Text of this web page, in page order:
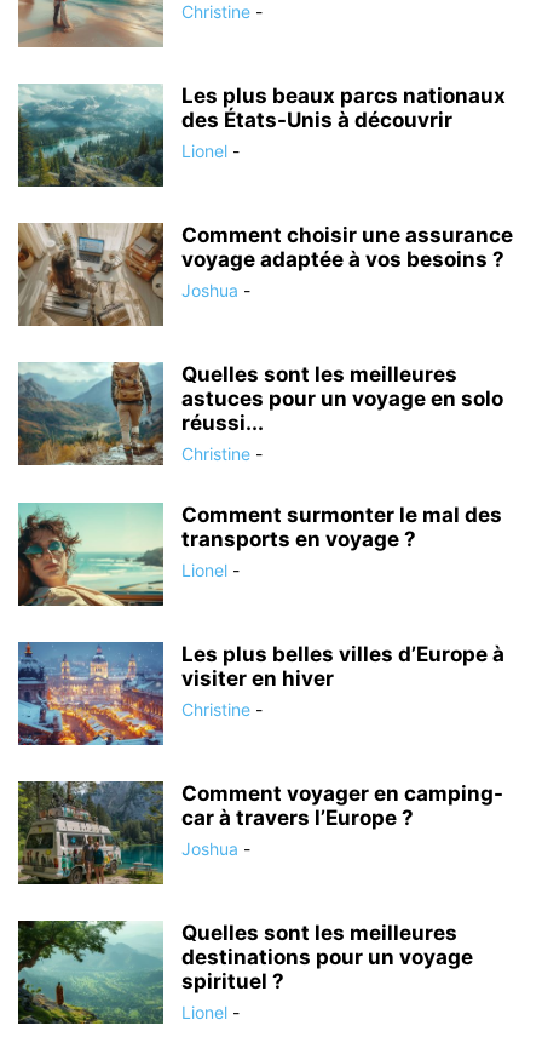
Christine -
Les plus beaux parcs nationaux
des États-Unis à découvrir
Lionel -
Comment choisir une assurance
voyage adaptée à vos besoins ?
Joshua -
Quelles sont les meilleures
astuces pour un voyage en solo
réussi...
Christine -
Comment surmonter le mal des
transports en voyage ?
Lionel -
Les plus belles villes d’Europe à
visiter en hiver
Christine -
Comment voyager en camping-
car à travers l’Europe ?
Joshua -
Quelles sont les meilleures
destinations pour un voyage
spirituel ?
Lionel -